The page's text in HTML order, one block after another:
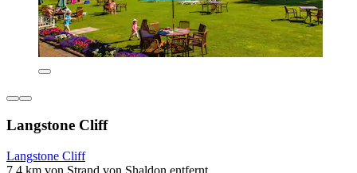
Langstone Cliff
Langstone Cliff
7,4 km von Strand von Shaldon entfernt